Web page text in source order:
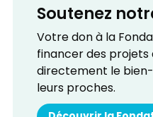
Soutenez
Votre don à la
financer des projets
directement le
leurs proches.